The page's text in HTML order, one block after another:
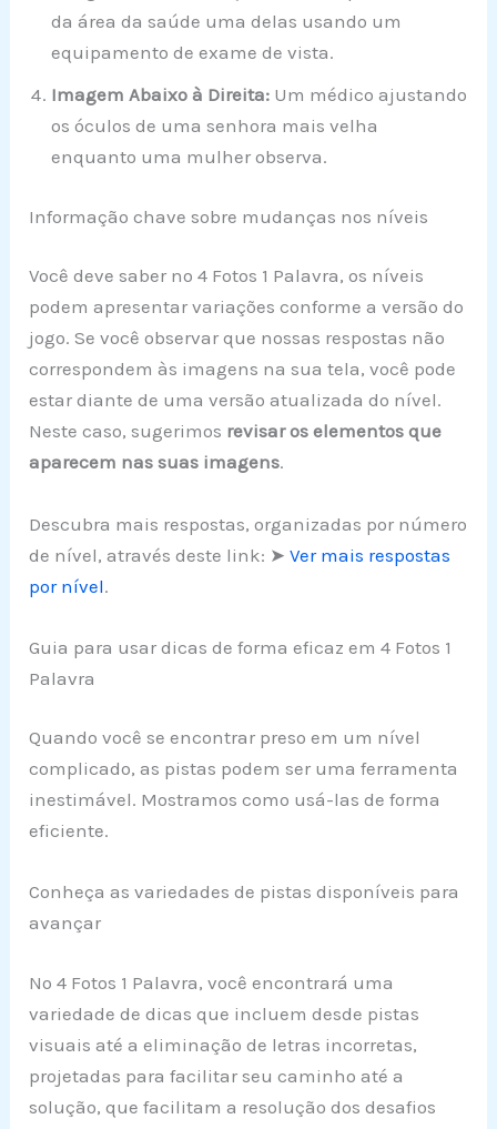
da área da saúde uma delas usando um
equipamento de exame de vista.
Imagem Abaixo à Direita: Um médico ajustando
os óculos de uma senhora mais velha
enquanto uma mulher observa.
Informação chave sobre mudanças nos níveis
Você deve saber no 4 Fotos 1 Palavra, os níveis
podem apresentar variações conforme a versão do
jogo. Se você observar que nossas respostas não
correspondem às imagens na sua tela, você pode
estar diante de uma versão atualizada do nível.
Neste caso, sugerimos revisar os elementos que
aparecem nas suas imagens.
Descubra mais respostas, organizadas por número
de nível, através deste link: ➤Ver mais respostas
por nível.
Guia para usar dicas de forma eficaz em 4 Fotos 1
Palavra
Quando você se encontrar preso em um nível
complicado, as pistas podem ser uma ferramenta
inestimável. Mostramos como usá-las de forma
eficiente.
Conheça as variedades de pistas disponíveis para
avançar
No 4 Fotos 1 Palavra, você encontrará uma
variedade de dicas que incluem desde pistas
visuais até a eliminação de letras incorretas,
projetadas para facilitar seu caminho até a
solução, que facilitam a resolução dos desafios